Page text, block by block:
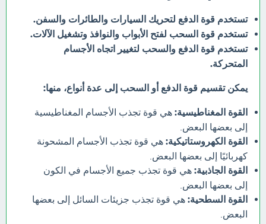
تستخدم قوة الدفع لتحريك السيارات والطائرات والسفن.
تستخدم قوة السحب لفتح الأبواب والنوافذ وتشغيل الآلات.
تستخدم قوة الدفع والسحب لتغيير اتجاه الأجسام
المتحركة.
يمكن تقسيم قوة الدفع أو السحب إلى عدة أنواع، منها:
القوة المغناطيسية: هي قوة تجذب الأجسام المغناطيسية
إلى بعضها البعض.
القوة الكهروستاتيكية: هي قوة تجذب الأجسام المشحونة
كهربائيًا إلى بعضها البعض.
القوة الجاذبية: هي قوة تجذب جميع الأجسام في الكون
إلى بعضها البعض.
القوة السطحية: هي قوة تجذب جزيئات السائل إلى بعضها
البعض.